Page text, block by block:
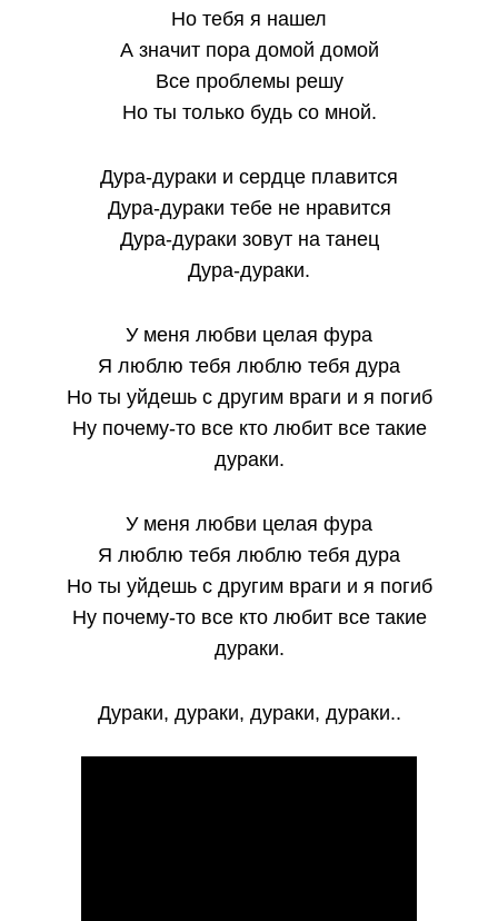
Но тебя я нашел
А значит пора домой домой
Все проблемы решу
Но ты только будь со мной.
Дура-дураки и сердце плавится
Дура-дураки тебе не нравится
Дура-дураки зовут на танец
Дура-дураки.
У меня любви целая фура
Я люблю тебя люблю тебя дура
Но ты уйдешь с другим враги и я погиб
Ну почему-то все кто любит все такие
дураки.
У меня любви целая фура
Я люблю тебя люблю тебя дура
Но ты уйдешь с другим враги и я погиб
Ну почему-то все кто любит все такие
дураки.
Дураки, дураки, дураки, дураки..